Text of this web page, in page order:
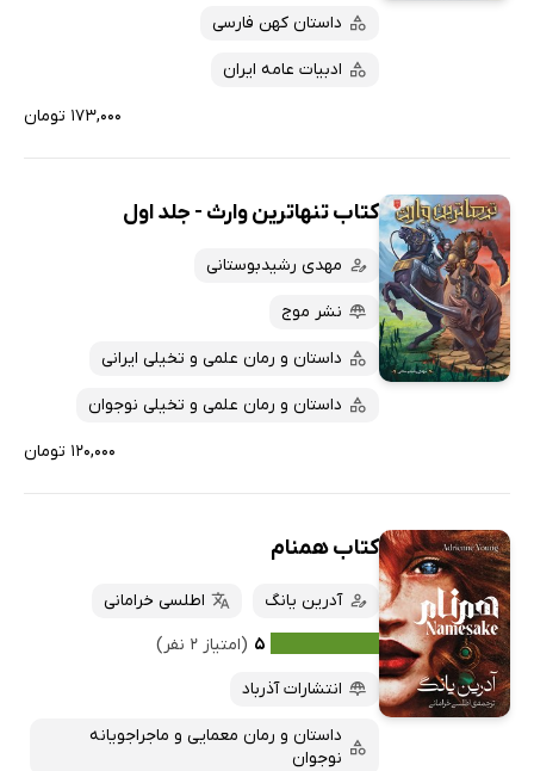
داستان کهن فارسی
ادبیات عامه ایران
۱۷۳,۰۰۰ تومان
کتاب تنهاترین وارث - جلد اول
مهدی رشیدبوستانی
نشر موج
داستان و رمان علمی و تخیلی ایرانی
داستان و رمان علمی و تخیلی نوجوان
۱۲۰,۰۰۰ تومان
کتاب همنام
آدرین یانگ
اطلسی خرامانی
۵ (امتیاز ۲ نفر)
انتشارات آذرباد
داستان و رمان معمایی و ماجراجویانه
نوجوان